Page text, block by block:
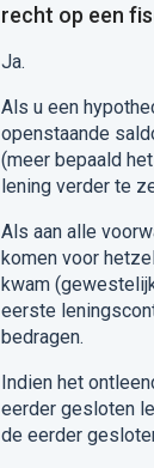
recht op een
Ja.
Als u een
openstaande
(meer bepaald
lening verder te
Als aan alle
komen voor
kwam
eerste
bedragen.
Indien het
eerder gesloten
de eerder